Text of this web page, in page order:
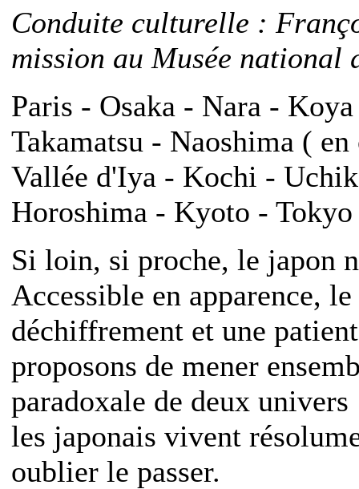
Conduite culturelle :
mission au Musée national
Paris - Osaka - Nara -
Takamatsu - Naoshima (
Vallée d'Iya - Kochi -
Horoshima - Kyoto -
Si loin, si proche, le japon
Accessible en apparence,
déchiffrement et une
proposons de mener
paradoxale de deux
les japonais vivent
oublier le passer.